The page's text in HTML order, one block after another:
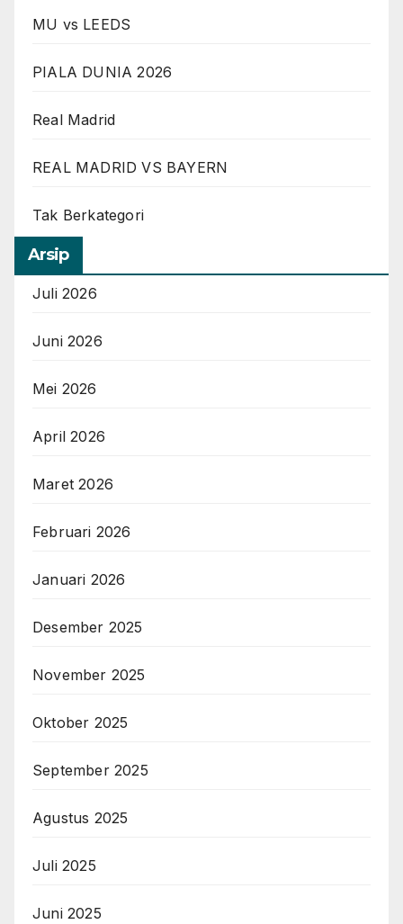
MU vs LEEDS
PIALA DUNIA 2026
Real Madrid
REAL MADRID VS BAYERN
Tak Berkategori
Arsip
Juli 2026
Juni 2026
Mei 2026
April 2026
Maret 2026
Februari 2026
Januari 2026
Desember 2025
November 2025
Oktober 2025
September 2025
Agustus 2025
Juli 2025
Juni 2025